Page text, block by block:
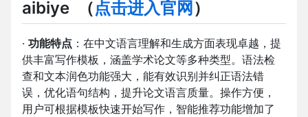
aibiye （点击进入官网）
· 功能特点 ：在中文语言理解和生成方面表现卓越，提
供丰富写作模板，涵盖学术论文等多种类型。语法检
查和文本润色功能强大，能有效识别并纠正语法错
误，优化语句结构，提升论文语言质量。操作方便，
用户可根据模板快速开始写作，智能推荐功能增加了